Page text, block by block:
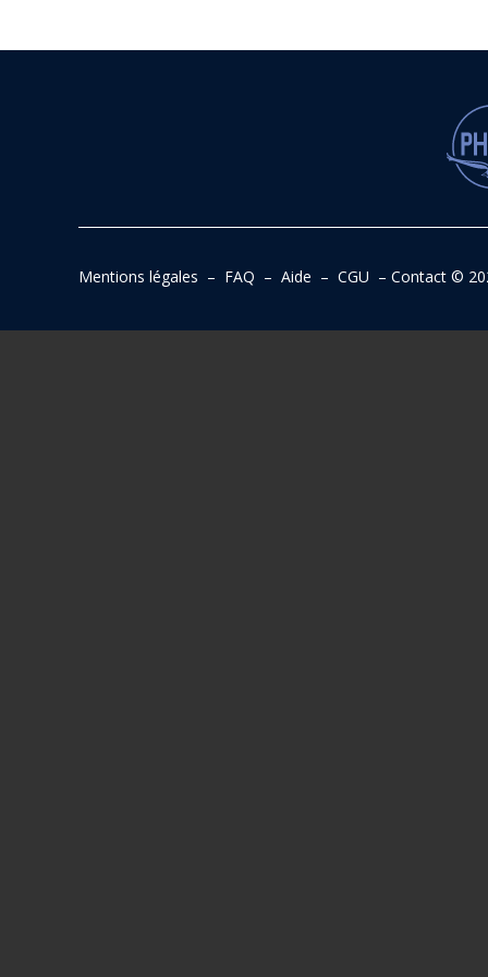
Mentions légales – FAQ – Aide – CGU – Contact©